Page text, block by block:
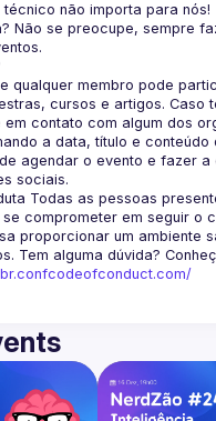
não importa para nós!
Não se preocupe, sempre
qualquer membro pode
cursos e artigos. Caso
em contato com algum dos
a data, título e conteúdo
agendar o evento e fazer a
sociais.
Todas as pessoas
comprometer em seguir o
proporcionar um ambiente
Tem alguma dúvida?